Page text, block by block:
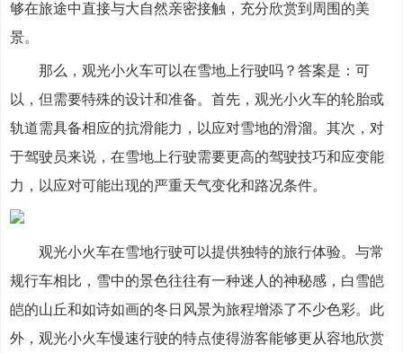
够在旅途中直接与大自然亲密接触，充分欣赏到周围的美
景。
那么，观光小火车可以在雪地上行驶吗？答案是：可
以，但需要特殊的设计和准备。首先，观光小火车的轮胎或
轨道需具备相应的抗滑能力，以应对雪地的滑溜。其次，对
于驾驶员来说，在雪地上行驶需要更高的驾驶技巧和应变能
力，以应对可能出现的严重天气变化和路况条件。
观光小火车在雪地行驶可以提供独特的旅行体验。与常
规行车相比，雪中的景色往往有一种迷人的神秘感，白雪皑
皑的山丘和如诗如画的冬日风景为旅程增添了不少色彩。此
外，观光小火车慢速行驶的特点使得游客能够更从容地欣赏